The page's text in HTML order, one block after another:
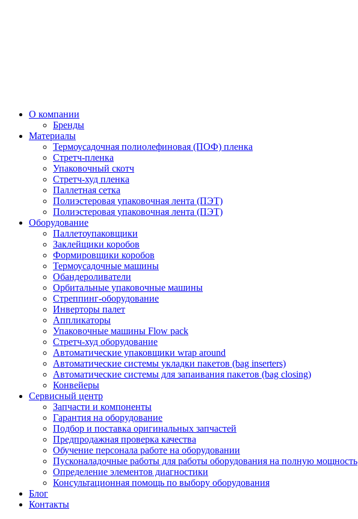
О компании
Бренды
Материалы
Термоусадочная полиолефиновая (ПОФ) пленка
Стретч-пленка
Упаковочный скотч
Стретч-худ пленка
Паллетная сетка
Полиэстеровая упаковочная лента (ПЭТ)
Полиэстеровая упаковочная лента (ПЭТ)
Оборудование
Паллетоупаковщики
Заклейщики коробов
Формировщики коробов
Термоусадочные машины
Обандероливатели
Орбитальные упаковочные машины
Стреппинг-оборудование
Инверторы палет
Аппликаторы
Упаковочные машины Flow pack
Стретч-худ оборудование
Автоматические упаковщики wrap around
Автоматические системы укладки пакетов (bag inserters)
Автоматические системы для запаивания пакетов (bag closing)
Конвейеры
Сервисный центр
Запчасти и компоненты
Гарантия на оборудование
Подбор и поставка оригинальных запчастей
Предпродажная проверка качества
Обучение персонала работе на оборудовании
Пусконаладочные работы для работы оборудования на полную мощность
Определение элементов диагностики
Консультационная помощь по выбору оборудования
Блог
Контакты